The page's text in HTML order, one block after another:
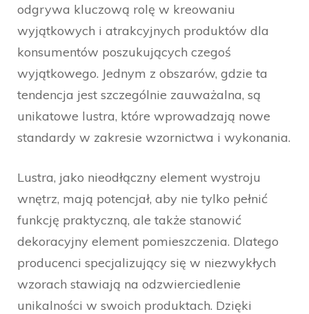
odgrywa kluczową rolę w kreowaniu
wyjątkowych i atrakcyjnych produktów dla
konsumentów poszukujących czegoś
wyjątkowego. Jednym z obszarów, gdzie ta
tendencja jest szczególnie zauważalna, są
unikatowe lustra, które wprowadzają nowe
standardy w zakresie wzornictwa i wykonania.
Lustra, jako nieodłączny element wystroju
wnętrz, mają potencjał, aby nie tylko pełnić
funkcję praktyczną, ale także stanowić
dekoracyjny element pomieszczenia. Dlatego
producenci specjalizujący się w niezwykłych
wzorach stawiają na odzwierciedlenie
unikalności w swoich produktach. Dzięki